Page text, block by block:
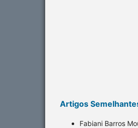
Artigos
Fabiani Barros